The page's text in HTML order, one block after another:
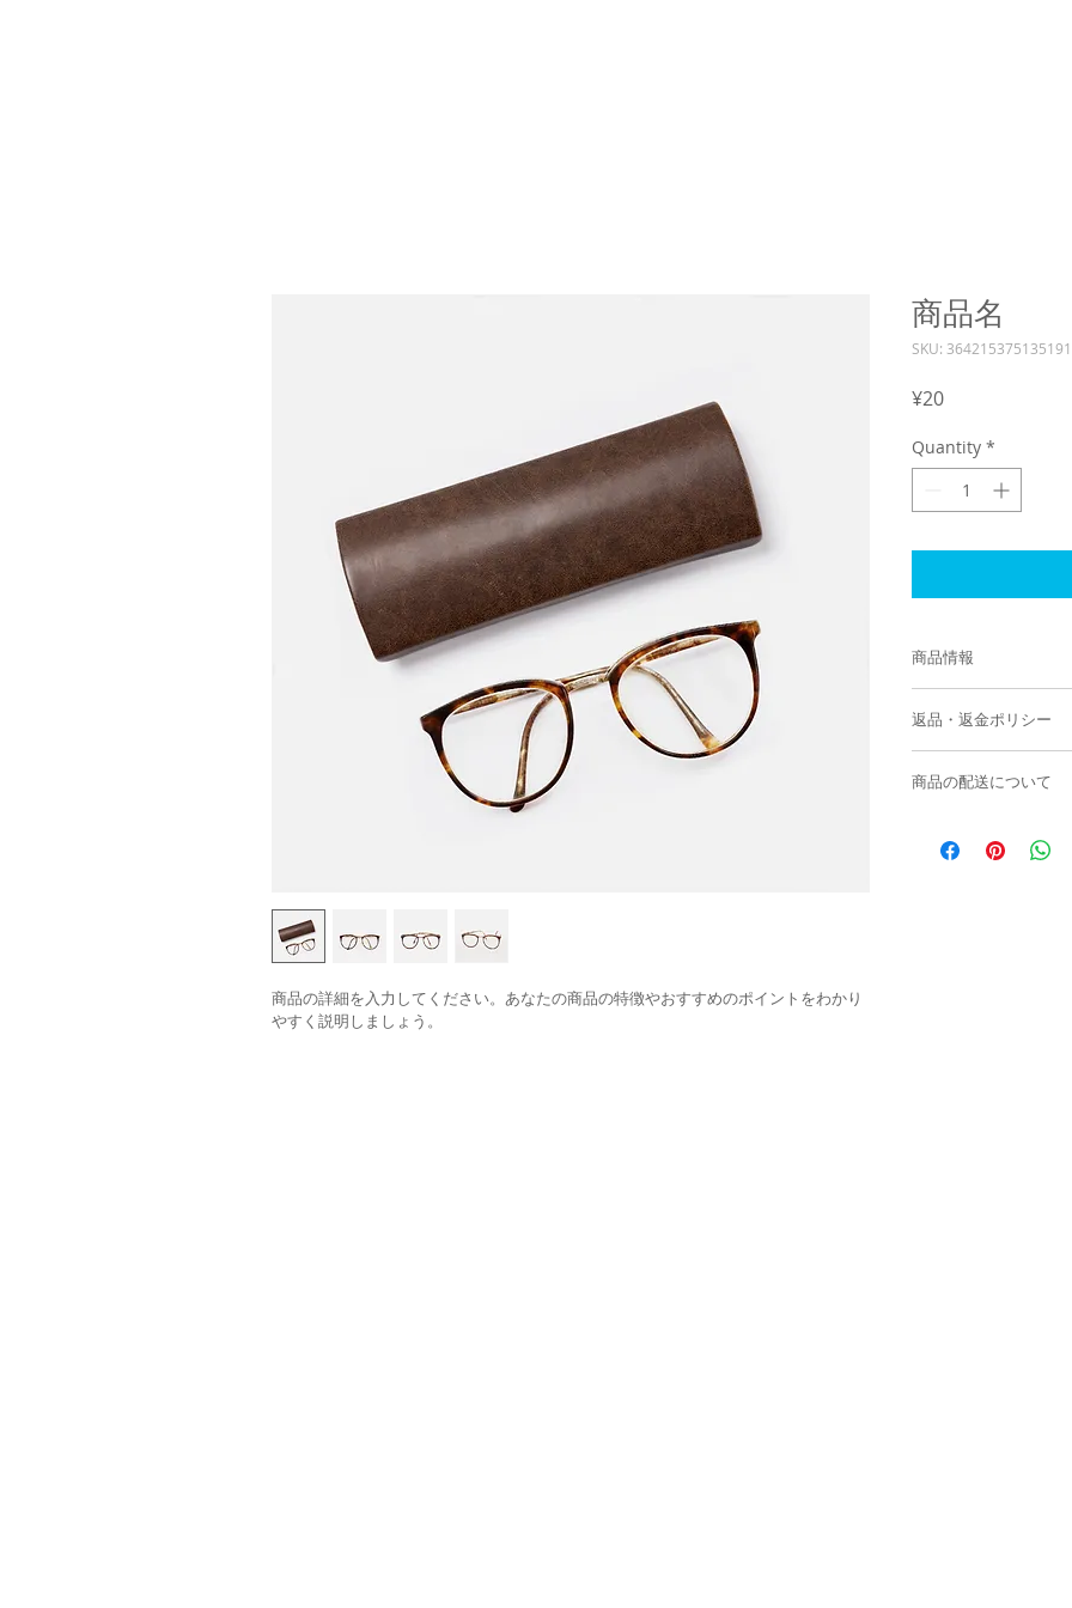
商品の詳細を入力してください。あなたの商品の特徴やおすすめのポイントをわかり
やすく説明しましょう。
商品名
SKU: 364215375135191
¥20Price
Quantity *
商品情報
明に加え、商品の特
しましょう。
返品・返金ポリシー
だけなかった場合の
頼を獲得し、安心し
商品の配送について
する情報を入力し